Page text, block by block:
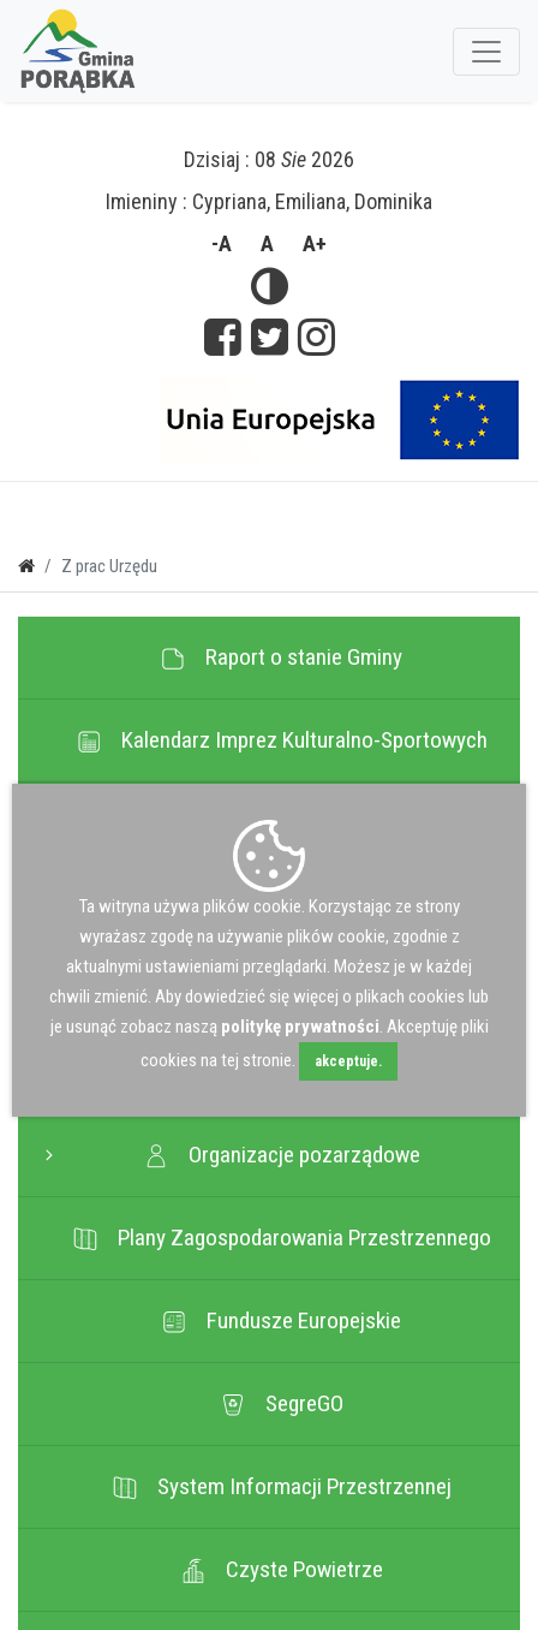
Dzisiaj : 08 Sie 2026
Imieniny : Cypriana, Emiliana, Dominika
-A
A A+
Z prac Urzędu
Raport o stanie Gminy
Kalendarz Imprez Kulturalno-Sportowych
Transmisja Wideo Sesji Rady Gminy
Jakość Powietrza
Gospodarka Ściekowa
Odpady komunalne
Organizacje pozarządowe
Plany Zagospodarowania Przestrzennego
Fundusze Europejskie
SegreGO
System Informacji Przestrzennej
Czyste Powietrze
Ta witryna używa plików cookie. Korzystając ze strony
wyrażasz zgodę na używanie plików cookie, zgodnie z
aktualnymi ustawieniami przeglądarki. Możesz je w każdej
chwili zmienić. Aby dowiedzieć się więcej o plikach cookies lub
je usunąć zobacz naszą politykę prywatności. Akceptuję pliki
cookies na tej stronie.
akceptuje.